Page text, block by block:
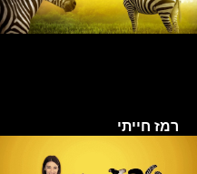
רמז חייתי